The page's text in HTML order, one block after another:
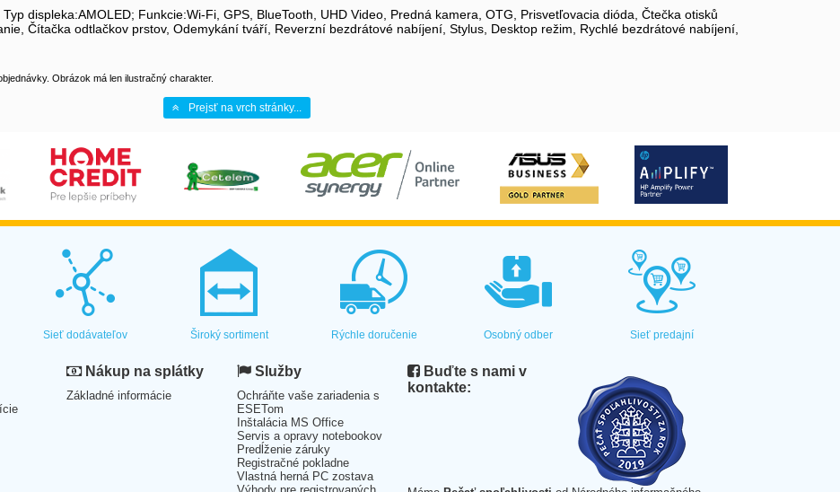
displeka:AMOLED; Funkcie:Wi-Fi, GPS, BlueTooth, UHD Video, Predná kamera, OTG, Prisvetľovacia dióda, Čtečka otisků
Čítačka odtlačkov prstov, Odemykání tváří, Reverzní bezdrátové nabíjení, Stylus, Desktop režim, Rychlé bezdrátové nabíjení,
Obrázok má len ilustračný charakter.
Prejsť na vrch stránky...
Sieť dodávateľov Široký sortiment Rýchle doručenie Osobný odber Sieť predajní
Nákup na splátky
Základné informácie
Služby
Ochráňte vaše zariadenia s
ESETom
Inštalácia MS Office
Servis a opravy notebookov
Predĺženie záruky
Registračné pokladne
Vlastná herná PC zostava
Buďte s nami v
kontakte: